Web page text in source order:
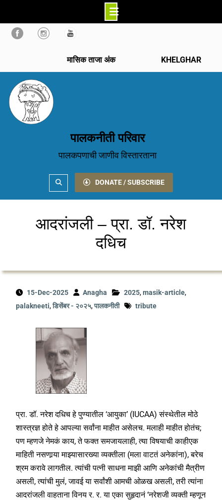
Skip
मासिक ताजा अंक KHELGHAR
पालकनीती परिवार
पालकपणाची जाणीव विस्तारताना
Search DONATE / SUBSCRIBE
आदरांजली – प्रा. डॉ. नरेश
दधिच
15-Dec-2025 Anagha 2025,masik-article,
palakneeti,डिसेंबर - २०२५,पालकनीती tribute
प्रा. डॉ. नरेश दधिच हे पुण्यातील ‘आयुका’ (IUCAA) संस्थेतील मोठे
शास्त्रज्ञ होते हे आपल्या सर्वांना माहीत असेलच. मलाही माहीत होतंच;
पण म्हणजे नेमकं काय, ते फक्त समजायलाही, त्या विषयाची काहीएक
माहिती नसणार्‍या माझ्यासारख्या व्यक्तीला (मला वाटतं अनेकांना), बरेच
श्रम करावे लागतील. त्यांची पत्नी साधना माझी आणि अनेकांची मैत्रीण
असली, त्यांची मुलं, जावई या सर्वांशी आमची ओळख असली, तरी त्यांना
आदरांजली वाहताना विनय र. र. या एका सुहृदानं ‘नरेशजी व्यक्ती म्हणून